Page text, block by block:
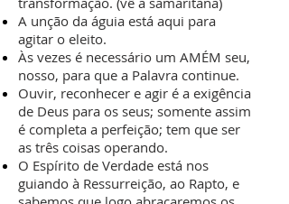
A unção da águia está aqui para
agitar o eleito.
Às vezes é necessário um AMÉM seu,
nosso, para que a Palavra continue.
Ouvir, reconhecer e agir é a exigência
de Deus para os seus; somente assim
é completa a perfeição; tem que ser
as três coisas operando.
O Espírito de Verdade está nos
guiando à Ressurreição, ao Rapto, e